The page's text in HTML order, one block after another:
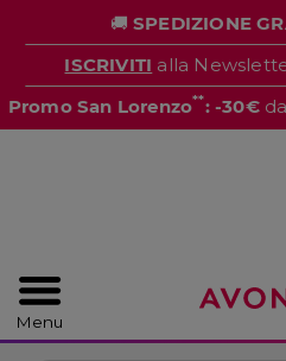
🚚 SPEDIZIONE
ISCRIVITI alla
Promo San Lorenzo**: -30€
Menu